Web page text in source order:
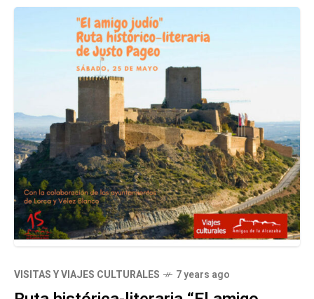
VISITAS Y VIAJES CULTURALES 7 years ago